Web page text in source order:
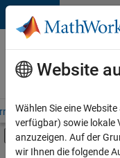
Weiter zum Inhalt
Karriere
bei
MathWorks
– Übersicht
Umschaltung
Hauptinhalt
Website
Wählen Sie eine
verfügbar) sowie lokale
anzuzeigen. Auf der
wir Ihnen die folgende